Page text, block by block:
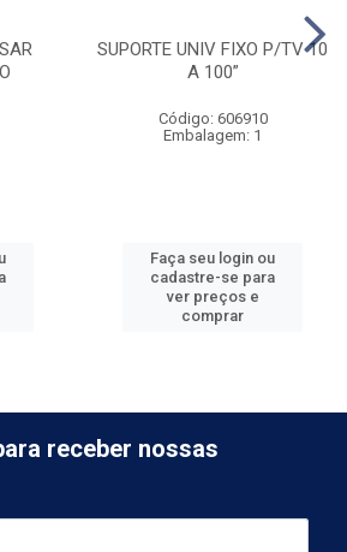
SUPORTE UNIV FIXO P/TV 10
A 100”
Código: 606910
Embalagem: 1
Faça seu login ou
cadastre-se para
ver preços e
comprar
receber nossas